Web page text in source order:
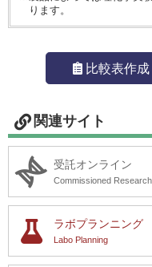
ります。
比較表作成
関連サイト
受託オンライン
Commissioned
ラボプランニング
Labo Planning